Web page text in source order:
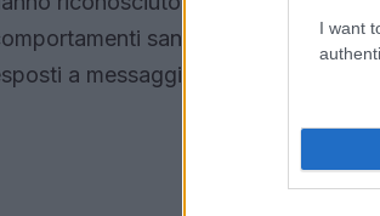
I want
sani e responsabili,
a messaggi contrastanti sui